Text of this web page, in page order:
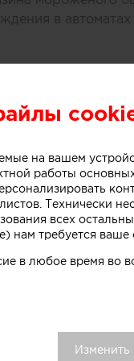
в автоматах
объектов
как на
слоев
небольшого
на вашем
работы
Технически
всех
нам требуется ваше
в любое время во
Изменить